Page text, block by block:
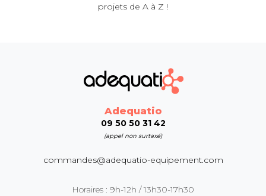
projets de A à Z !
Adequatio
09 50 50 31 42
(appel non surtaxé)
commandes@adequatio-equipement.com
Horaires : 9h-12h / 13h30-17h30